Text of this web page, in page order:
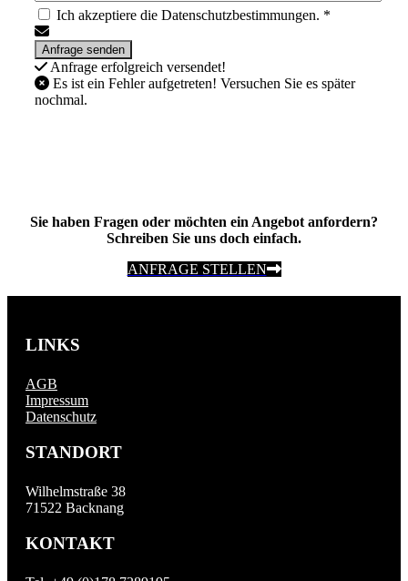
Ich akzeptiere die Datenschutzbestimmungen. *
Anfrage erfolgreich versendet!
Es ist ein Fehler aufgetreten! Versuchen Sie es später
nochmal.
Sie haben Fragen oder möchten ein Angebot anfordern?
Schreiben Sie uns doch einfach.
ANFRAGE STELLEN
LINKS
AGB
Impressum
Datenschutz
STANDORT
Wilhelmstraße 38
71522 Backnang
KONTAKT